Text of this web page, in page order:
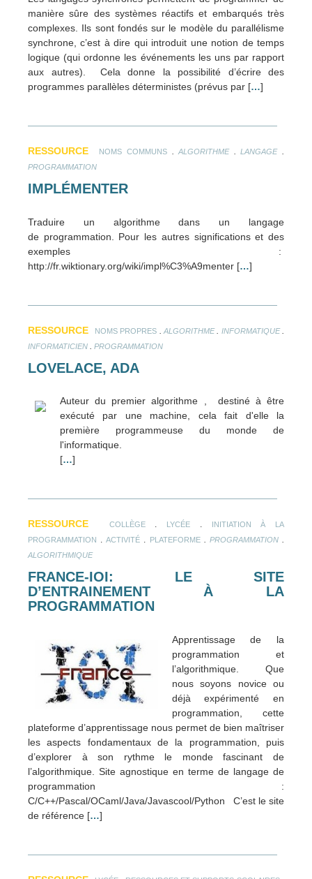
manière sûre des systèmes réactifs et embarqués très
complexes. Ils sont fondés sur le modèle du parallélisme
synchrone, c’est à dire qui introduit une notion de temps
logique (qui ordonne les événements les uns par rapport
aux autres). Cela donne la possibilité d’écrire des
programmes parallèles déterministes (prévus par […]
RESSOURCE NOMS COMMUNS.ALGORITHME.LANGAGE.
PROGRAMMATION
IMPLÉMENTER
Traduire un algorithme dans un langage
de programmation. Pour les autres significations et des
exemples :
http://fr.wiktionary.org/wiki/impl%C3%A9menter […]
RESSOURCE NOMS PROPRES ALGORITHME. INFORMATIQUE.
INFORMATICIEN PROGRAMMATION
LOVELACE, ADA
Auteur du premier algorithme , destiné à être
exécuté par une machine, cela fait d'elle la
première programmeuse du monde de
l'informatique.
[…]
RESSOURCE COLLÈGE. LYCÉE
INITIATION À LA
PROGRAMMATION
.ACTIVITÉ PLATEFORME. PROGRAMMATION.
ALGORITHMIQUE
FRANCE-IOI: LE SITE
D’ENTRAINEMENT À LA
PROGRAMMATION
Apprentissage de la
programmation et
l’algorithmique. Que
nous soyons novice ou
déjà expérimenté en
programmation, cette
plateforme d’apprentissage nous permet de bien maîtriser
les aspects fondamentaux de la programmation, puis
d’explorer à son rythme le monde fascinant de
l’algorithmique. Site agnostique en terme de langage de
programmation :
C/C++/Pascal/OCaml/Java/Javascool/Python C’est le site
de référence […]